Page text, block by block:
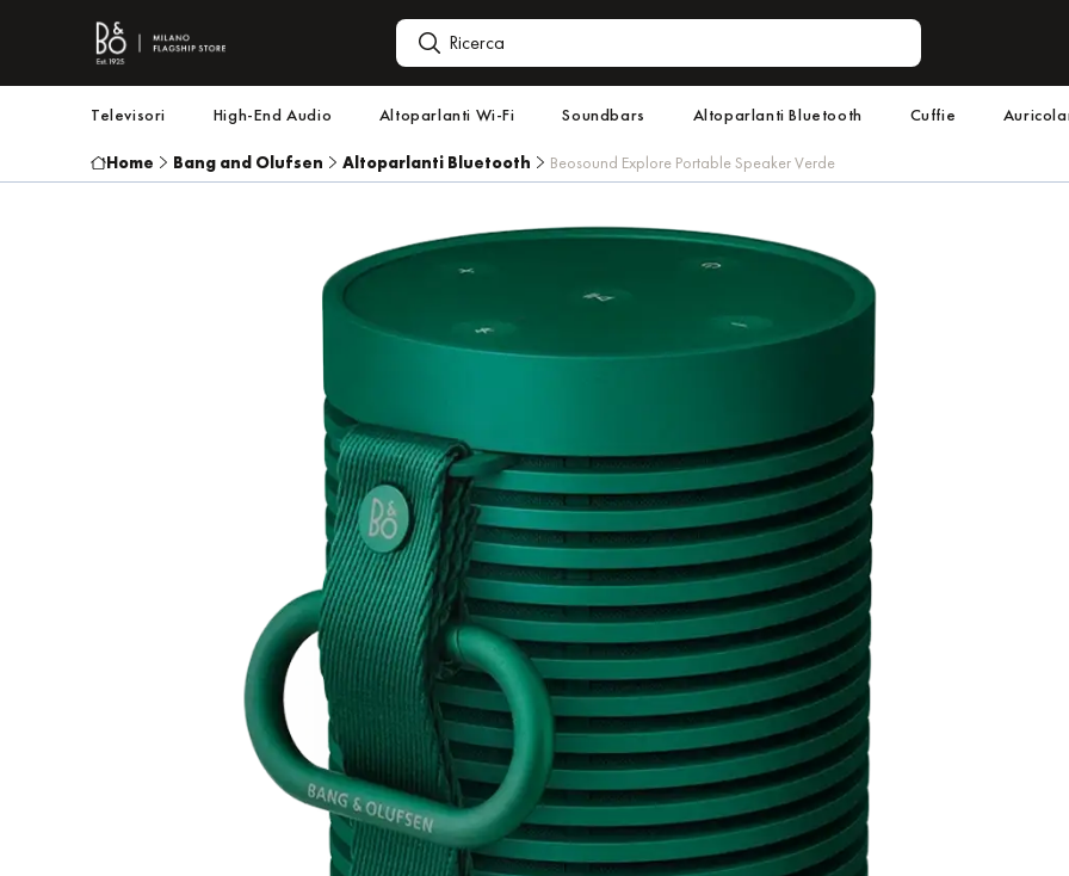
Televisori High-End Audio Altoparlanti Wi-Fi Soundbars Altoparlanti Bluetooth Cuffie
Home Bang and Olufsen Altoparlanti Bluetooth Beosound Explore Portable Speaker Verde